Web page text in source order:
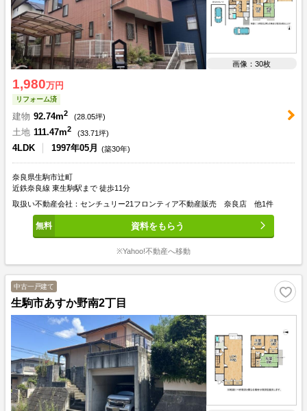
画像：30枚
1,980万円
リフォーム済
建物 92.74m2 (28.05坪)
土地 111.47m2 (33.71坪)
4LDK 1997年05月 (築30年)
奈良県生駒市辻町
近鉄奈良線 東生駒駅まで 徒歩11分
取扱い不動産会社：センチュリー21フロンティア不動産販売 奈良店 他1件
資料をもらう
※Yahoo!不動産へ移動
中古一戸建て
生駒市あすか野南2丁目